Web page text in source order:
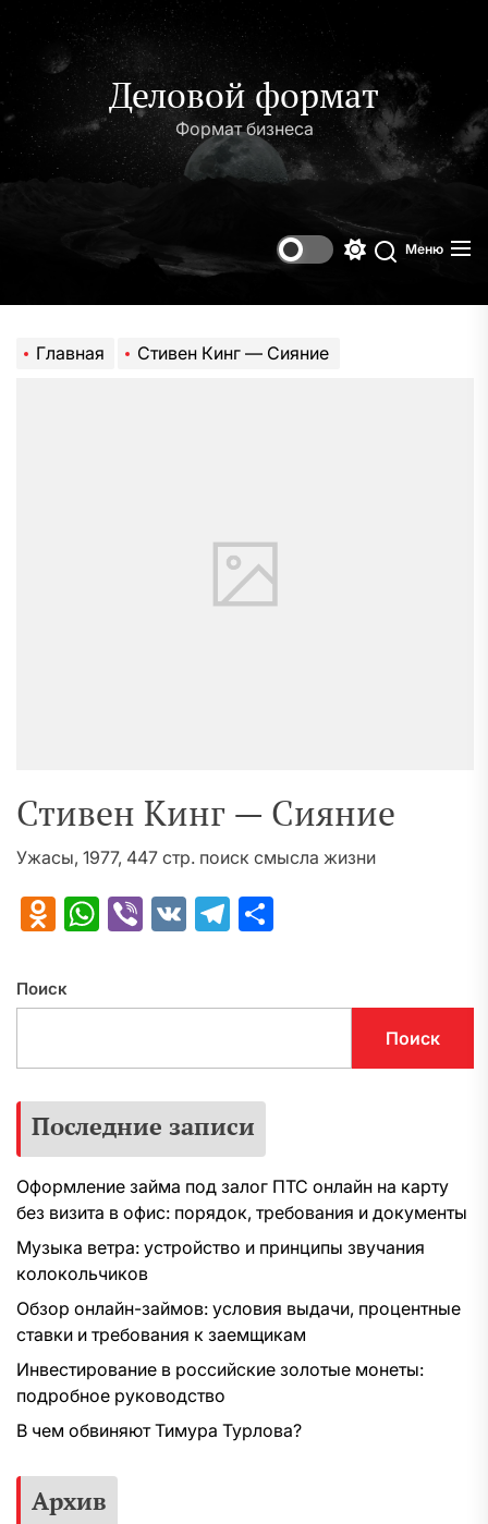
содержимому
Деловой формат
Формат бизнеса
Поиск
Меню
Главная Стивен Кинг — Сияние
Стивен Кинг — Сияние
Ужасы, 1977, 447 стр. поиск смысла жизни
Odnoklassniki
WhatsApp
Viber
VK Telegram
Поиск
Поиск
Последние записи
Оформление займа под залог ПТС онлайн на карту
без визита в офис: порядок, требования и документы
Музыка ветра: устройство и принципы звучания
колокольчиков
Обзор онлайн-займов: условия выдачи, процентные
ставки и требования к заемщикам
Инвестирование в российские золотые монеты:
подробное руководство
В чем обвиняют Тимура Турлова?
Архив